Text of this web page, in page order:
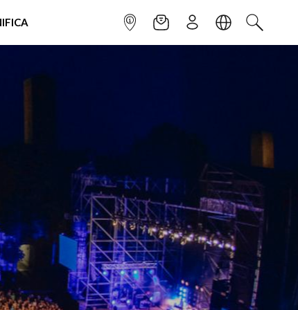
INFOPOINTNEWSLETTER
ISCRIVITILINGUACERCA